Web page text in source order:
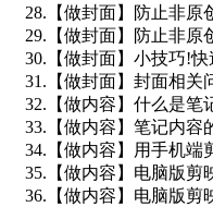
28.【做封面】防止非原
29.【做封面】防止非原
30.【做封面】小技巧!
31.【做封面】封面相关
32.【做内容】什么是笔
33.【做内容】笔记内容
34.【做内容】用手机端
35.【做内容】电脑版剪
36.【做内容】电脑版剪